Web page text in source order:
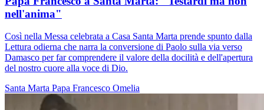
nell'anima"
Così nella Messa celebrata a Casa Santa Marta prende spunto dalla
Lettura odierna che narra la conversione di Paolo sulla via verso
Damasco per far comprendere il valore della docilità e dell'apertura
del nostro cuore alla voce di Dio.
Santa Marta Papa Francesco Omelia